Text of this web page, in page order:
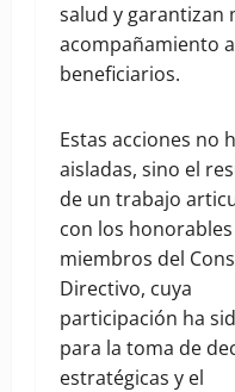
salud y garantizan
acompañamiento
beneficiarios.
Estas acciones no
aisladas, sino el
de un trabajo
con los honorables
miembros del
Directivo, cuya
participación ha
para la toma de
estratégicas y el